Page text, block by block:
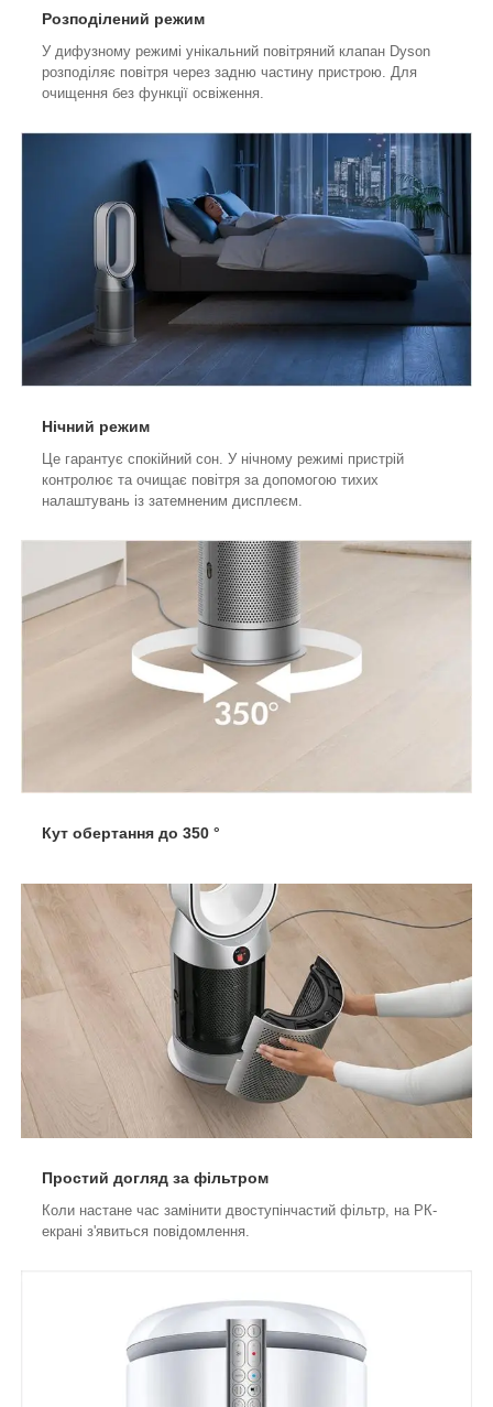
Розподілений режим
У дифузному режимі унікальний повітряний клапан Dyson
розподіляє повітря через задню частину пристрою. Для
очищення без функції освіження.
Нічний режим
Це гарантує спокійний сон. У нічному режимі пристрій
контролює та очищає повітря за допомогою тихих
налаштувань із затемненим дисплеєм.
Кут обертання до 350 °
Простий догляд за фільтром
Коли настане час замінити двоступінчастий фільтр, на РК-
екрані з'явиться повідомлення.